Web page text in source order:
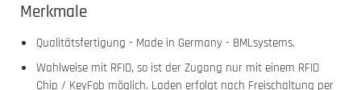
Merkmale
Qualitätsfertigung - Made in Germany - BMLsystems.
Wahlweise mit RFID, so ist der Zugang nur mit einem RFID
Chip / KeyFob möglich. Laden erfolgt nach Freischaltung per